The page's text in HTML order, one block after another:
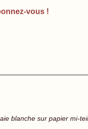
vous !
blanche sur papier mi-